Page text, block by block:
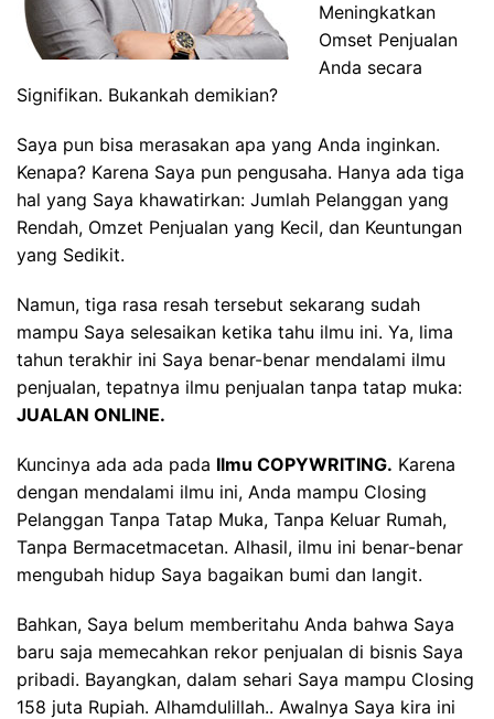
Meningkatkan
Omset Penjualan
Anda secara
Signifikan. Bukankah demikian?
Saya pun bisa merasakan apa yang Anda inginkan.
Kenapa? Karena Saya pun pengusaha. Hanya ada tiga
hal yang Saya khawatirkan: Jumlah Pelanggan yang
Rendah, Omzet Penjualan yang Kecil, dan Keuntungan
yang Sedikit.
Namun, tiga rasa resah tersebut sekarang sudah
mampu Saya selesaikan ketika tahu ilmu ini. Ya, lima
tahun terakhir ini Saya benar-benar mendalami ilmu
penjualan, tepatnya ilmu penjualan tanpa tatap muka:
JUALAN ONLINE.
Kuncinya ada ada pada Ilmu COPYWRITING. Karena
dengan mendalami ilmu ini, Anda mampu Closing
Pelanggan Tanpa Tatap Muka, Tanpa Keluar Rumah,
Tanpa Bermacetmacetan. Alhasil, ilmu ini benar-benar
mengubah hidup Saya bagaikan bumi dan langit.
Bahkan, Saya belum memberitahu Anda bahwa Saya
baru saja memecahkan rekor penjualan di bisnis Saya
pribadi. Bayangkan, dalam sehari Saya mampu Closing
158 juta Rupiah. Alhamdulillah.. Awalnya Saya kira ini